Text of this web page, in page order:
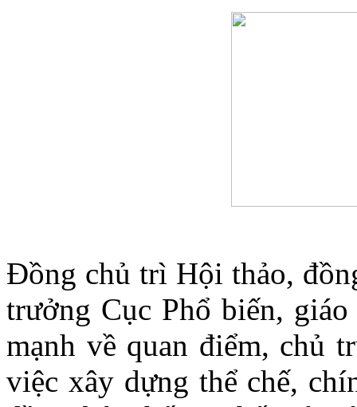
Đồng chủ trì Hội thảo,
trưởng Cục Phổ biến,
mạnh về quan điểm, chủ
việc xây dựng thể chế,